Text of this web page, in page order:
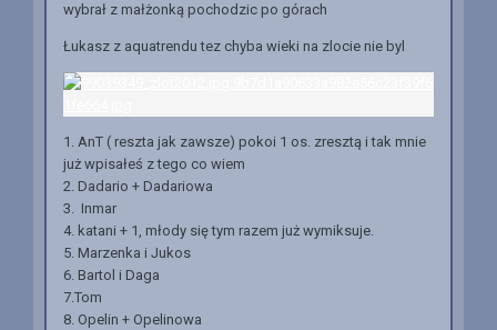
wybrał z małżonką pochodzic po górach
Łukasz z aquatrendu tez chyba wieki na zlocie nie byl
1. AnT ( reszta jak zawsze) pokoi 1 os. zresztą i tak mnie
już wpisałeś z tego co wiem
2. Dadario + Dadariowa
3. Inmar
4. katani + 1, młody się tym razem już wymiksuje.
5. Marzenka i Jukos
6. Bartol i Daga
7.Tom
8. Opelin + Opelinowa